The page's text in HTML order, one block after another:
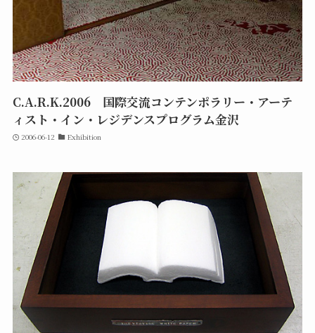
C.A.R.K.2006 国際交流コンテンポラリー・アーテ
ィスト・イン・レジデンスプログラム金沢
2006-06-12 Exhibition